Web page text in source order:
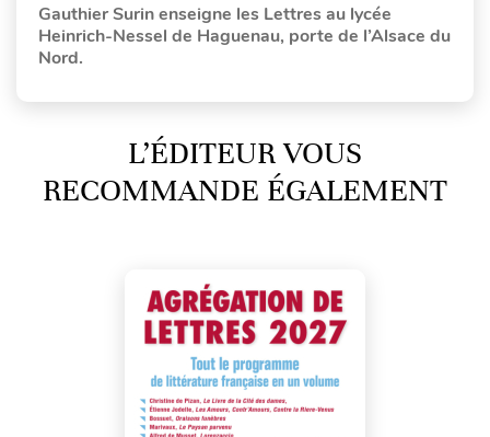
Gauthier Surin enseigne les Lettres au lycée
Heinrich-Nessel de Haguenau, porte de l’Alsace du
Nord.
L’ÉDITEUR VOUS
RECOMMANDE ÉGALEMENT